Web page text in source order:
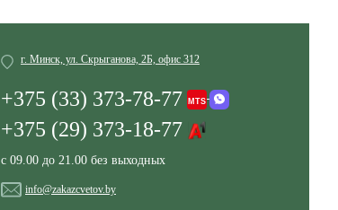
г. Минск, ул. Скрыганова, 2Б, офис 312
+375 (33) 373-78-77
+375 (29) 373-18-77
с 09.00 до 21.00 без выходных
info@zakazcvetov.by